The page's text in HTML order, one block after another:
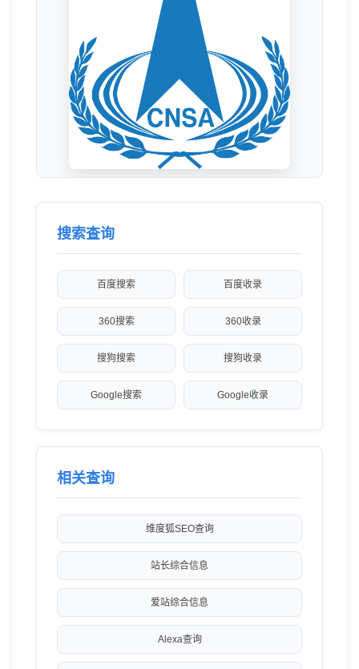
搜索查询
百度搜索 百度收录
360搜索 360收录
搜狗搜索 搜狗收录
Google搜索 Google收录
相关查询
维度狐SEO查询
站长综合信息
爱站综合信息
Alexa查询